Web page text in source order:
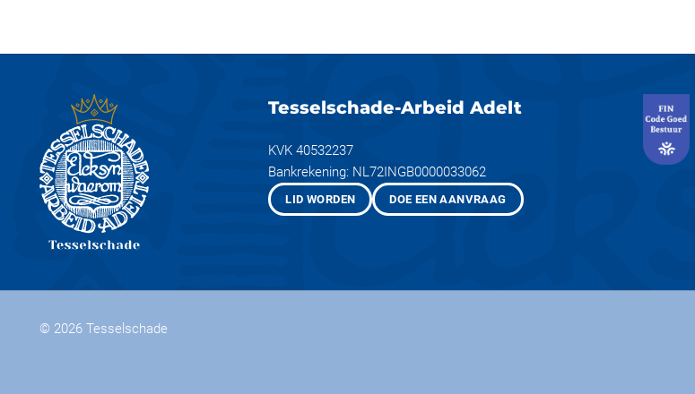
Tesselschade-Arbeid Adelt
KVK 40532237
Bankrekening: NL72INGB0000033062
LID WORDEN DOE EEN AANVRAAG
© 2026 Tesselschade